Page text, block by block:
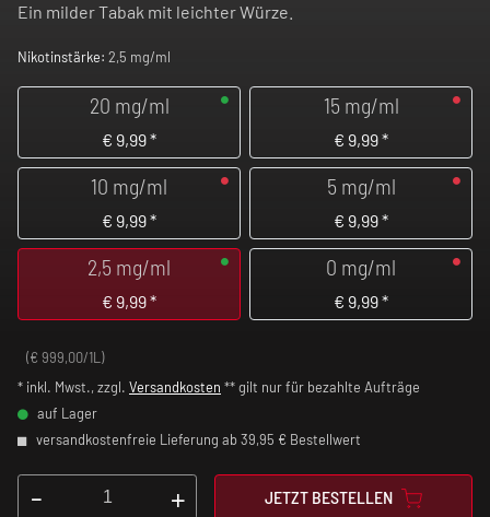
Ein milder Tabak mit leichter Würze.
Nikotinstärke: 2,5 mg/ml
20 mg/ml
€ 9,99*
15 mg/ml
€ 9,99*
10 mg/ml
€ 9,99*
5 mg/ml
€ 9,99*
2,5 mg/ml
€ 9,99*
0 mg/ml
€ 9,99*
(€ 999,00/1L)
* inkl. Mwst., zzgl. Versandkosten ** gilt nur für bezahlte Aufträge
auf Lager
versandkostenfreie Lieferung ab 39,95 € Bestellwert
- + JETZT BESTELLEN